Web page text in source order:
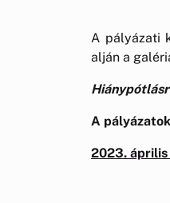
A pályázati
alján a
A
2023. április